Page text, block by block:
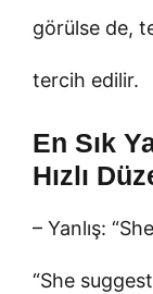
görülse de,
tercih edilir.
En Sık
Hızlı
– Yanlış:
“She